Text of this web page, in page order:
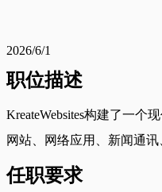
2026/6/1
职位描述
KreateWebsites构建了一个
网站、网络应用、新闻通
任职要求